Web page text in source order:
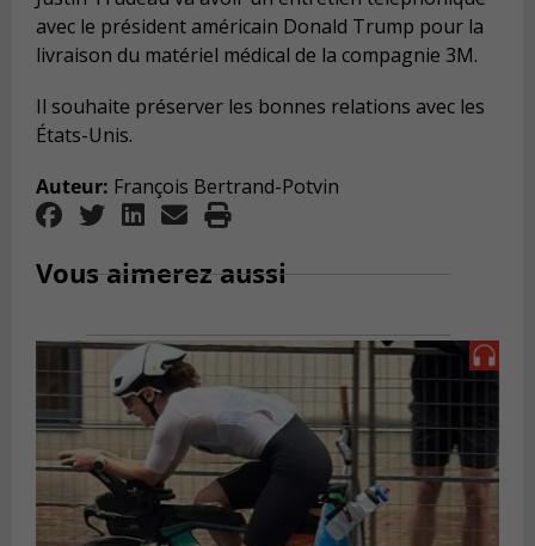
avec le président américain Donald Trump pour la
livraison du matériel médical de la compagnie 3M.
Il souhaite préserver les bonnes relations avec les
États-Unis.
Auteur: François Bertrand-Potvin
Vous aimerez aussi